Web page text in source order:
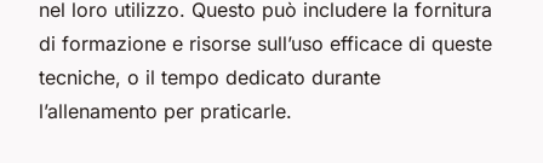
nel loro utilizzo. Questo può includere la fornitura
di formazione e risorse sull’uso efficace di queste
tecniche, o il tempo dedicato durante
l’allenamento per praticarle.